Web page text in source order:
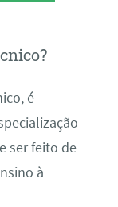
é
ser feito de
à